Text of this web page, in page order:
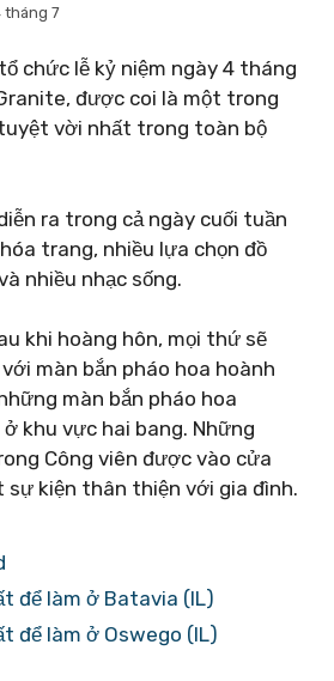
tháng 7
chức lễ kỷ niệm ngày 4 tháng
được coi là một trong
vời nhất trong toàn bộ
ra trong cả ngày cuối tuần
trang, nhiều lựa chọn đồ
nhiều nhạc sống.
khi hoàng hôn, mọi thứ sẽ
màn bắn pháo hoa hoành
màn bắn pháo hoa
khu vực hai bang. Những
Công viên được vào cửa
sự kiện thân thiện với gia đình.
để làm ở Batavia (IL)
để làm ở Oswego (IL)